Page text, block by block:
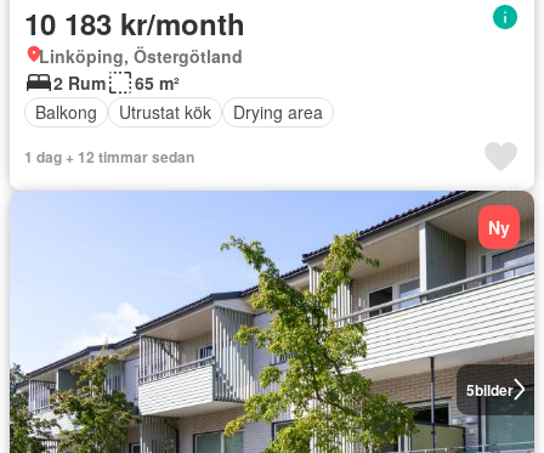
10 183 kr/month
Linköping, Östergötland
2 Rum
65 m²
Balkong
Utrustat kök Drying area
1 dag + 12 timmar sedan
5bilder
Ny